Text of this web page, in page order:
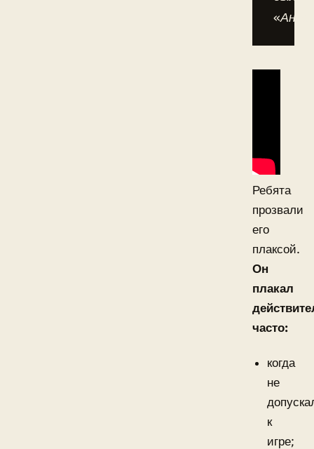
Ребята
прозвали
его
плаксой.
Он
плакал
часто:
когда
не
к
игре;